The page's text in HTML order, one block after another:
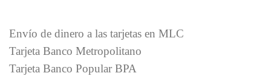
Envío de dinero a las tarjetas en MLC
Tarjeta Banco Metropolitano
Tarjeta Banco Popular BPA